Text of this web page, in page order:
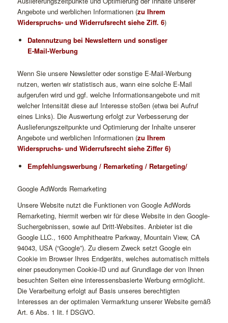
Angebote und werblichen Informationen (zu Ihrem
Widerspruchs- und Widerrufsrecht siehe Ziff. 6)
Datennutzung bei Newslettern und sonstiger
E-Mail-Werbung
Wenn Sie unsere Newsletter oder sonstige E-Mail-Werbung
nutzen, werten wir statistisch aus, wann eine solche E-Mail
aufgerufen wird und ggf. welche Informationsangebote und mit
welcher Intensität diese auf Interesse stoßen (etwa bei Aufruf
eines Links). Die Auswertung erfolgt zur Verbesserung der
Auslieferungszeitpunkte und Optimierung der Inhalte unserer
Angebote und werblichen Informationen (zu Ihrem
Widerspruchs- und Widerrufsrecht siehe Ziffer 6)
Empfehlungswerbung / Remarketing / Retargeting/
Google AdWords Remarketing
Unsere Website nutzt die Funktionen von Google AdWords
Remarketing, hiermit werben wir für diese Website in den Google-
Suchergebnissen, sowie auf Dritt-Websites. Anbieter ist die
Google LLC., 1600 Amphitheatre Parkway, Mountain View, CA
94043, USA (“Google”). Zu diesem Zweck setzt Google ein
Cookie im Browser Ihres Endgeräts, welches automatisch mittels
einer pseudonymen Cookie-ID und auf Grundlage der von Ihnen
besuchten Seiten eine interessensbasierte Werbung ermöglicht.
Die Verarbeitung erfolgt auf Basis unseres berechtigten
Interesses an der optimalen Vermarktung unserer Website gemäß
Art. 6 Abs. 1 lit. f DSGVO.